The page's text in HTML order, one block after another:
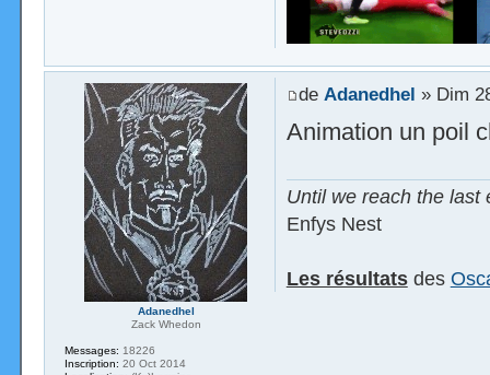
de Adanedhel » Dim
Animation un poil
Until we reach the last
Enfys Nest
Les résultatsdes
Adanedhel
Zack Whedon
Messages: 18226
Inscription: 20 Oct 2014